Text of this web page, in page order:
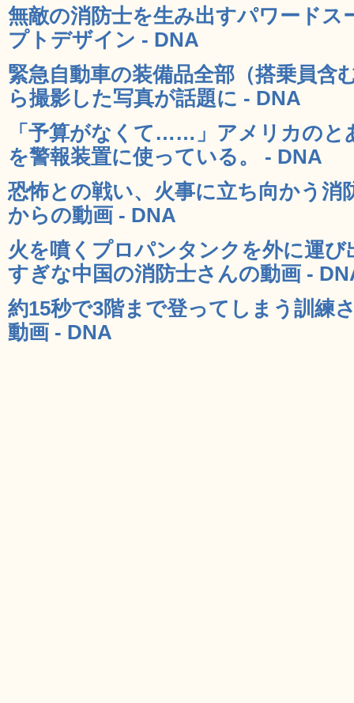
無敵の消防士を生み出すパワードス
プトデザイン - DNA
緊急自動車の装備品全部（搭乗員含
ら撮影した写真が話題に - DNA
「予算がなくて……」アメリカのと
を警報装置に使っている。 - DNA
恐怖との戦い、火事に立ち向かう消
からの動画 - DNA
火を噴くプロパンタンクを外に運
すぎな中国の消防士さんの動画 -
約15秒で3階まで登ってしまう訓練
動画 - DNA